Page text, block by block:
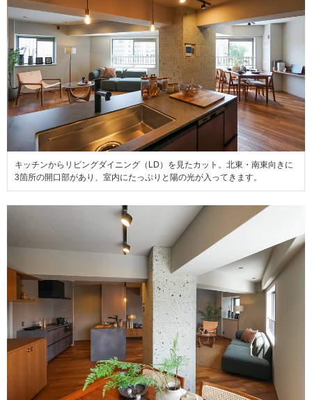
キッチンからリビングダイニング（LD）を見たカット。北東・南東向きに
3箇所の開口部があり、室内にたっぷりと陽の光が入ってきます。